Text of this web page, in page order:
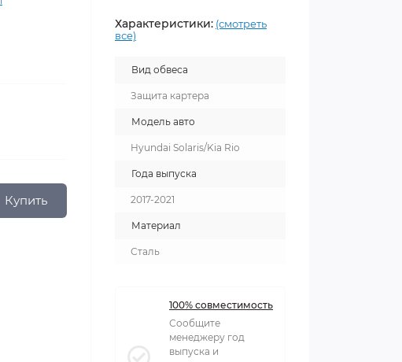
Купить
Характеристики: (смотреть
все)
Вид обвеса
Защита картера
Модель авто
Hyundai Solaris/Kia Rio
Года выпуска
2017-2021
Материал
Сталь
100% совместимость
Сообщите
менеджеру год
выпуска и